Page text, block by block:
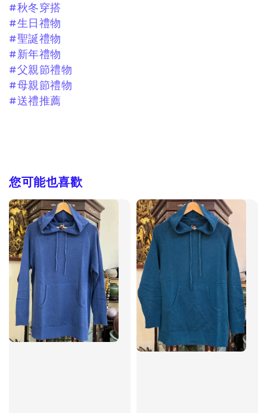
#秋冬穿搭
#生日禮物
#聖誕禮物
#新年禮物
#父親節禮物
#母親節禮物
#送禮推薦
您可能也喜歡